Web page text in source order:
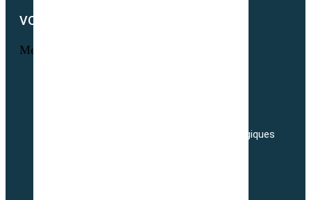
VOTRE COMPTE
Menu
Nos tarifs de transport de semences Biologiques